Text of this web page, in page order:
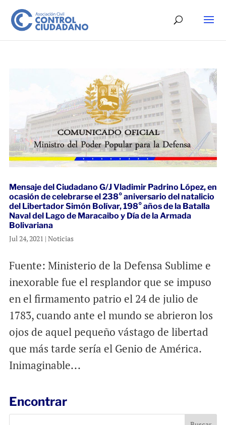
Mensaje del Ciudadano G/J Vladimir Padrino López, en
ocasión de celebrarse el 238° aniversario del natalicio
del Libertador Simón Bolívar, 198° años de la Batalla
Naval del Lago de Maracaibo y Día de la Armada
Bolivariana
Jul 24, 2021 | Noticias
Fuente: Ministerio de la Defensa Sublime e
inexorable fue el resplandor que se impuso
en el firmamento patrio el 24 de julio de
1783, cuando ante el mundo se abrieron los
ojos de aquel pequeño vástago de libertad
que más tarde sería el Genio de América.
Inimaginable...
Encontrar